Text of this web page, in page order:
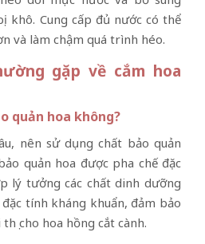
khô. Cung cấp đủ nước có thể
và làm chậm quá trình héo.
gặp về cắm hoa
quản hoa không?
nên sử dụng chất bảo quản
quản hoa được pha chế đặc
lý tưởng các chất dinh dưỡng
tính kháng khuẩn, đảm bảo
cho hoa hồng cắt cành.